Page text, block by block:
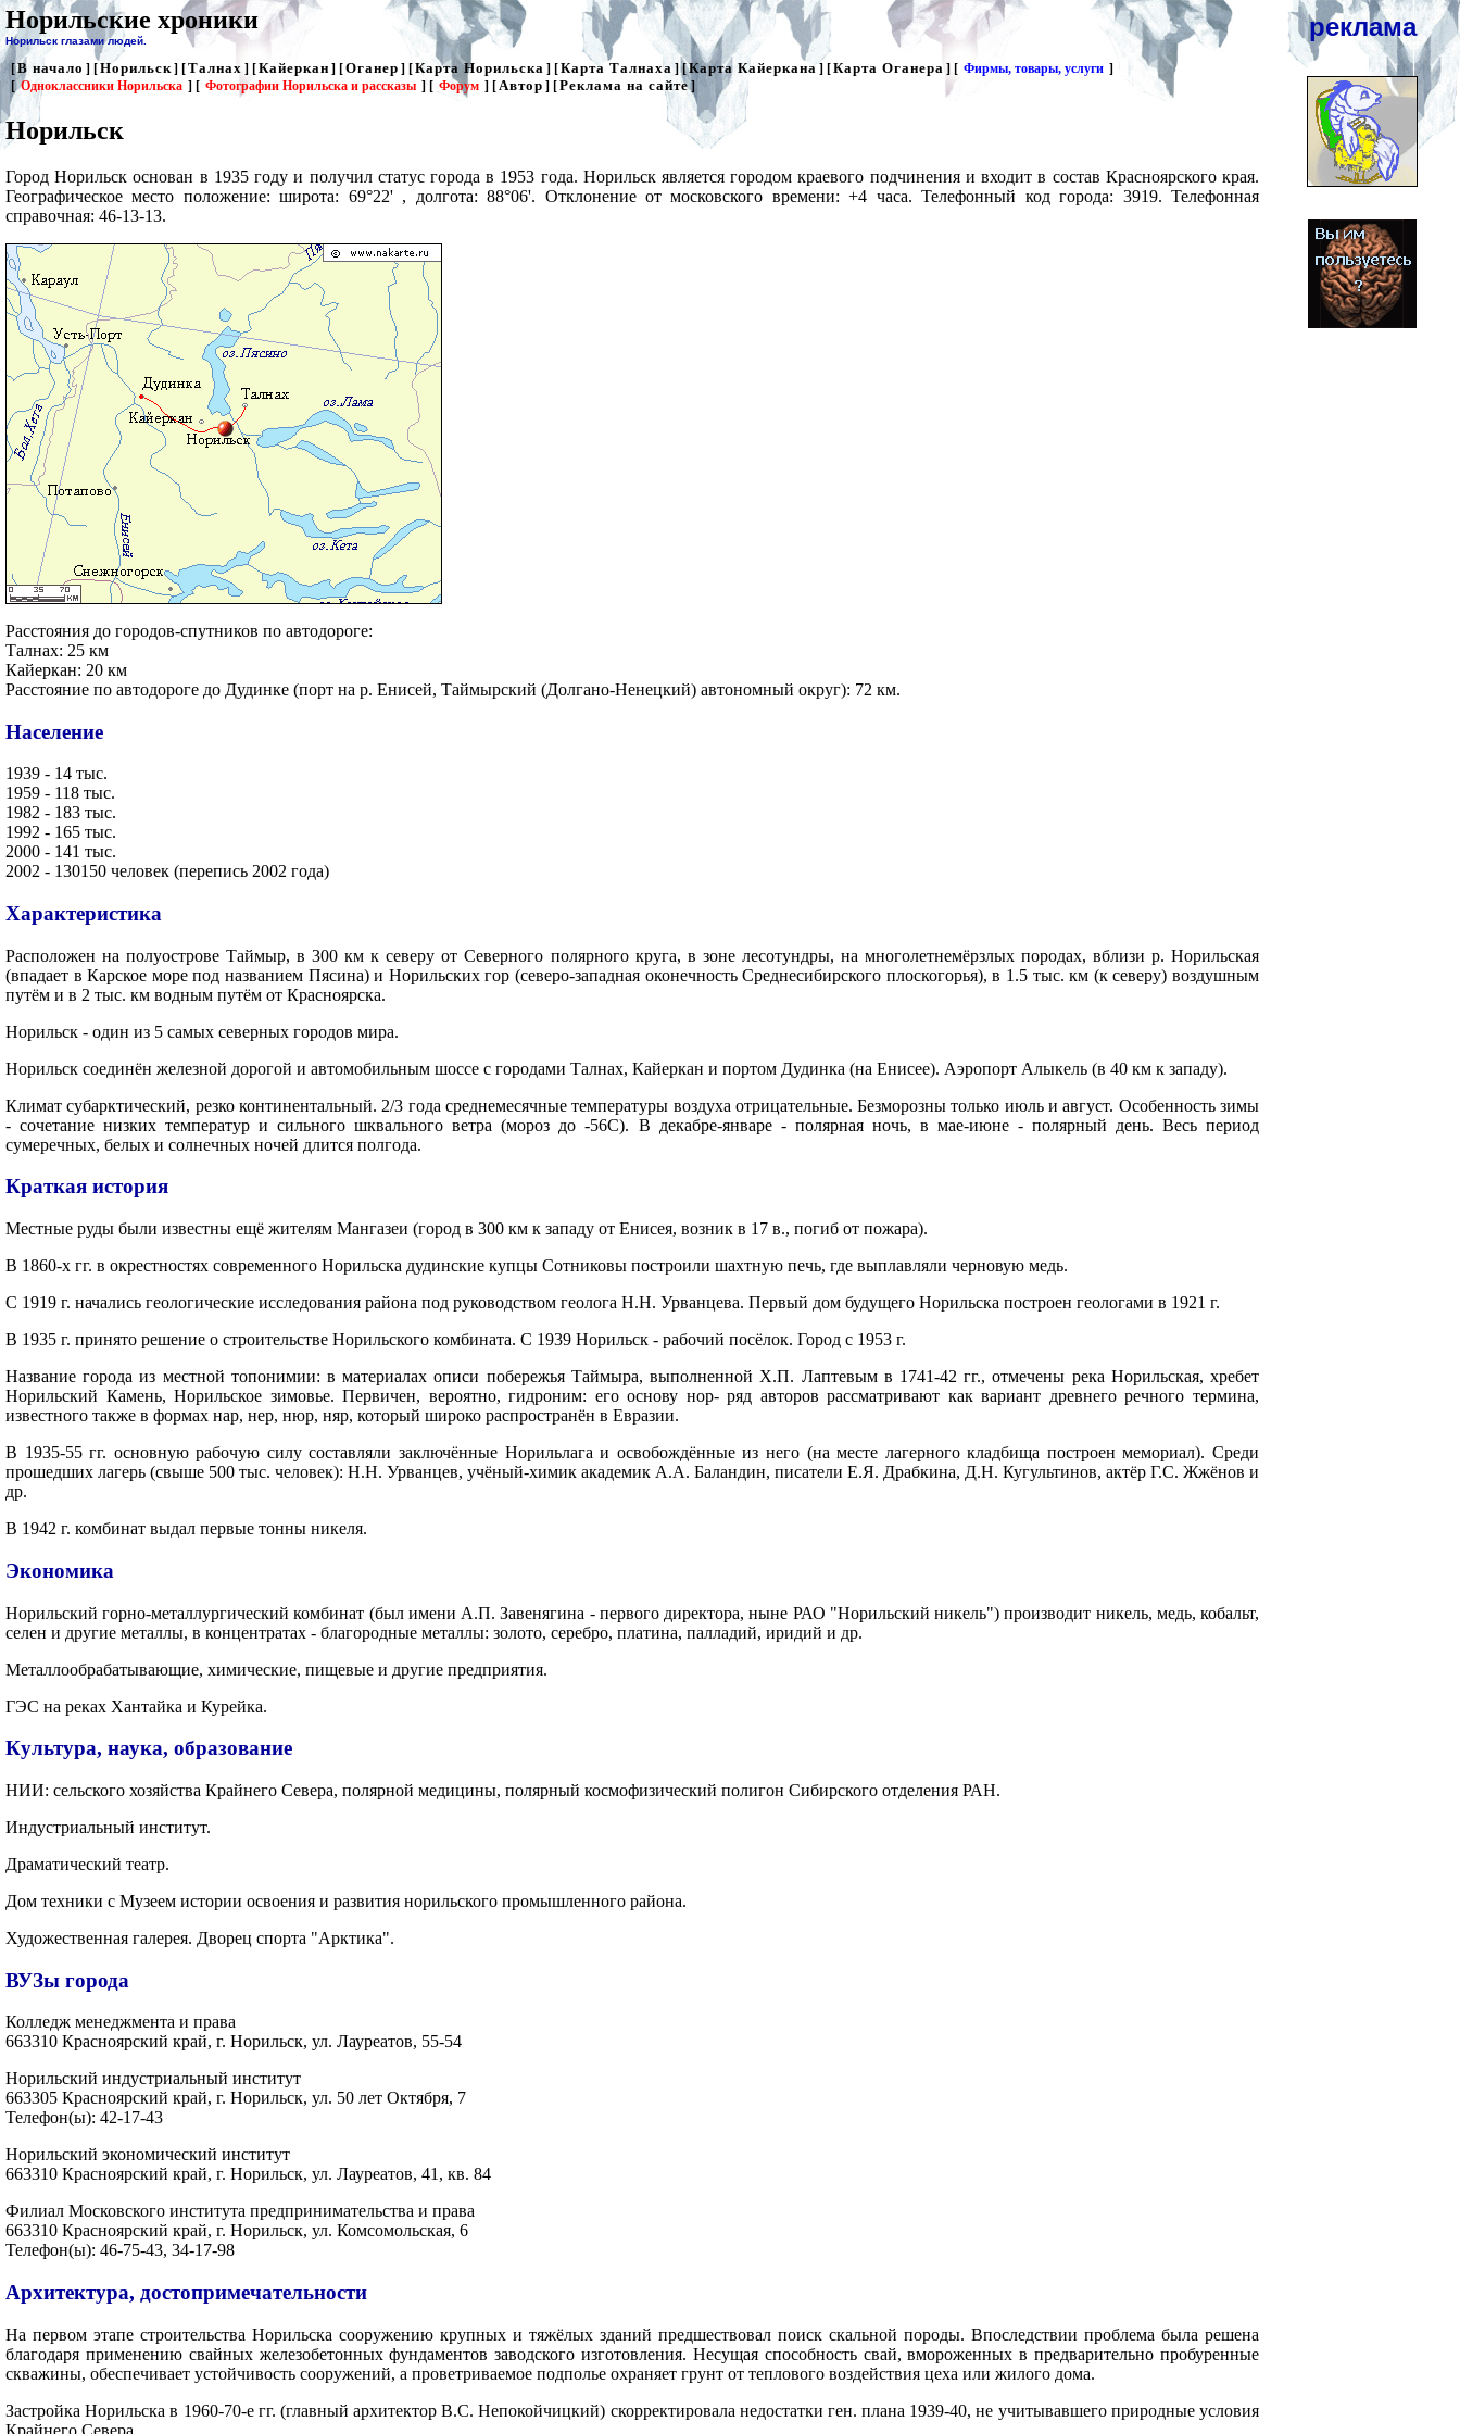
Норильские хроники
Норильск глазами людей.
[В начало ] [Норильск] [Талнах ] [Кайеркан ] [Оганер ] [Карта Норильска ] [Карта Талнаха ] [Карта Кайеркана] [Карта Оганера ] [ Фирмы, товары, услуги ]
[ Одноклассники Норильска ] [ Фотографии Норильска и рассказы ] [ Форум ] [Автор ] [Реклама на сайте]
Норильск
Город Норильск основан в 1935 году и получил статус города в 1953 года. Норильск является городом краевого подчинения и входит в состав Красноярского края.
Географическое место положение: широта: 69°22' , долгота: 88°06'. Отклонение от московского времени: +4 часа. Телефонный код города: 3919. Телефонная
справочная: 46-13-13.
Расстояния до городов-спутников по автодороге:
Талнах: 25 км
Кайеркан: 20 км
Расстояние по автодороге до Дудинке (порт на р. Енисей, Таймырский (Долгано-Ненецкий) автономный округ): 72 км.
Население
1939 - 14 тыс.
1959 - 118 тыс.
1982 - 183 тыс.
1992 - 165 тыс.
2000 - 141 тыс.
2002 - 130150 человек (перепись 2002 года)
Характеристика
Расположен на полуострове Таймыр, в 300 км к северу от Северного полярного круга, в зоне лесотундры, на многолетнемёрзлых породах, вблизи р. Норильская
(впадает в Карское море под названием Пясина) и Норильских гор (северо-западная оконечность Среднесибирского плоскогорья), в 1.5 тыс. км (к северу) воздушным
путём и в 2 тыс. км водным путём от Красноярска.
Норильск - один из 5 самых северных городов мира.
Норильск соединён железной дорогой и автомобильным шоссе с городами Талнах, Кайеркан и портом Дудинка (на Енисее). Аэропорт Алыкель (в 40 км к западу).
Климат субарктический, резко континентальный. 2/3 года среднемесячные температуры воздуха отрицательные. Безморозны только июль и август. Особенность зимы
- сочетание низких температур и сильного шквального ветра (мороз до -56С). В декабре-январе - полярная ночь, в мае-июне - полярный день. Весь период
сумеречных, белых и солнечных ночей длится полгода.
Краткая история
Местные руды были известны ещё жителям Мангазеи (город в 300 км к западу от Енисея, возник в 17 в., погиб от пожара).
В 1860-х гг. в окрестностях современного Норильска дудинские купцы Сотниковы построили шахтную печь, где выплавляли черновую медь.
С 1919 г. начались геологические исследования района под руководством геолога Н.Н. Урванцева. Первый дом будущего Норильска построен геологами в 1921 г.
В 1935 г. принято решение о строительстве Норильского комбината. С 1939 Норильск - рабочий посёлок. Город с 1953 г.
Название города из местной топонимии: в материалах описи побережья Таймыра, выполненной Х.П. Лаптевым в 1741-42 гг., отмечены река Норильская, хребет
Норильский Камень, Норильское зимовье. Первичен, вероятно, гидроним: его основу нор- ряд авторов рассматривают как вариант древнего речного термина,
известного также в формах нар, нер, нюр, няр, который широко распространён в Евразии.
В 1935-55 гг. основную рабочую силу составляли заключённые Норильлага и освобождённые из него (на месте лагерного кладбища построен мемориал). Среди
прошедших лагерь (свыше 500 тыс. человек): Н.Н. Урванцев, учёный-химик академик А.А. Баландин, писатели Е.Я. Драбкина, Д.Н. Кугультинов, актёр Г.С. Жжёнов и
др.
В 1942 г. комбинат выдал первые тонны никеля.
Экономика
Норильский горно-металлургический комбинат (был имени А.П. Завенягина - первого директора, ныне РАО "Норильский никель") производит никель, медь, кобальт,
селен и другие металлы, в концентратах - благородные металлы: золото, серебро, платина, палладий, иридий и др.
Металлообрабатывающие, химические, пищевые и другие предприятия.
ГЭС на реках Хантайка и Курейка.
Культура, наука, образование
НИИ: сельского хозяйства Крайнего Севера, полярной медицины, полярный космофизический полигон Сибирского отделения РАН.
Индустриальный институт.
Драматический театр.
Дом техники с Музеем истории освоения и развития норильского промышленного района.
Художественная галерея. Дворец спорта "Арктика".
ВУЗы города
Колледж менеджмента и права
663310 Красноярский край, г. Норильск, ул. Лауреатов, 55-54
Норильский индустриальный институт
663305 Красноярский край, г. Норильск, ул. 50 лет Октября, 7
Телефон(ы): 42-17-43
Норильский экономический институт
663310 Красноярский край, г. Норильск, ул. Лауреатов, 41, кв. 84
Филиал Московского института предпринимательства и права
663310 Красноярский край, г. Норильск, ул. Комсомольская, 6
Телефон(ы): 46-75-43, 34-17-98
Архитектура, достопримечательности
На первом этапе строительства Норильска сооружению крупных и тяжёлых зданий предшествовал поиск скальной породы. Впоследствии проблема была решена
благодаря применению свайных железобетонных фундаментов заводского изготовления. Несущая способность свай, вмороженных в предварительно пробуренные
скважины, обеспечивает устойчивость сооружений, а проветриваемое подполье охраняет грунт от теплового воздействия цеха или жилого дома.
Застройка Норильска в 1960-70-е гг. (главный архитектор В.С. Непокойчицкий) скорректировала недостатки ген. плана 1939-40, не учитывавшего природные условия
Крайнего Севера.
реклама